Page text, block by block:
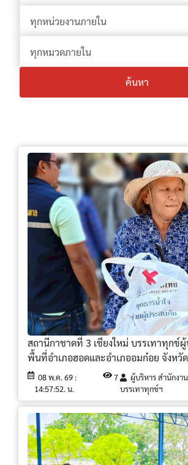
ค้นหา
สถานีกาชาดที่ 3 เชียงใหม่ บรรเทาทุกข์
พื้นที่อำเภอฮอดและอำเภออมก๋อย จังหวัด
08 พ.ค. 69 :
14:57:52. น.
7
ผู้บริหาร สำนักงาน
บรรเทาทุกข์ฯ